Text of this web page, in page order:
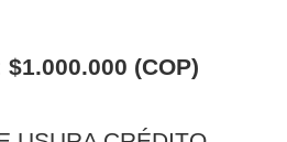
$1.000.000 (COP)